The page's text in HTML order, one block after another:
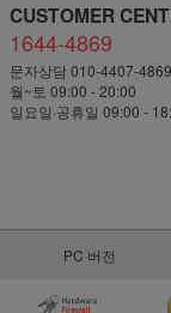
CUSTOMER
1644-4869
문자상담 010-4407-4869
월~토 09:00 - 20:00
일요일·공휴일 09:00 -
PC 버전